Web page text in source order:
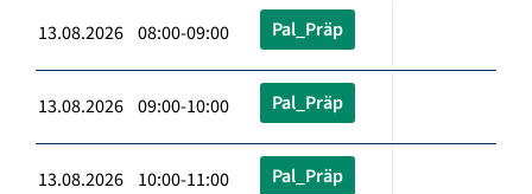
13.08.2026 08:00-09:00 Pal_Präp
13.08.2026 09:00-10:00 Pal_Präp
13.08.2026 10:00-11:00 Pal_Präp